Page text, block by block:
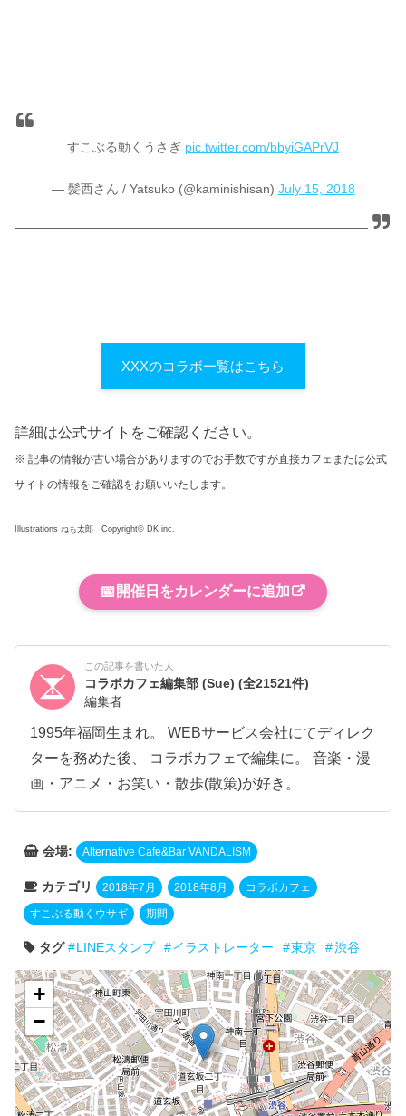
すこぶる動くうさぎ pic.twitter.com/bbyiGAPrVJ
— 髪西さん / Yatsuko (@kaminishisan) July 15, 2018
XXXのコラボ一覧はこちら
詳細は公式サイトをご確認ください。
※ 記事の情報が古い場合がありますのでお手数ですが直接カフェまたは公式
サイトの情報をご確認をお願いいたします。
Illustrations ねも太郎 Copyright© DK inc.
📅 開催日をカレンダーに追加
この記事を書いた人
コラボカフェ編集部 (Sue)(全21521件)
編集者
1995年福岡生まれ。 WEBサービス会社にてディレク
ターを務めた後、 コラボカフェで編集に。 音楽・漫
画・アニメ・お笑い・散歩(散策)が好き。
会場: Alternative Cafe&Bar VANDALISM
カテゴリ 2018年7月 2018年8月 コラボカフェ
すこぶる動くウサギ 期間
タグ LINEスタンプ イラストレーター 東京 渋谷
+
−